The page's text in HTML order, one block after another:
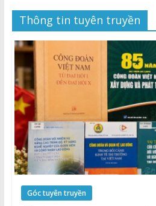
Thông tin tuyên truyền
Góc tuyên truyền